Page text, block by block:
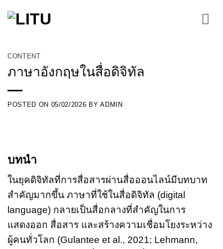
CONTENT
ภาษาอังกฤษในสื่อดิจิทัล
POSTED ON 05/02/2026 BYADMIN
บทนำ
ในยุคดิจิทัลที่การสื่อสารผ่านสื่อออนไลน์มีบทบาท
สำคัญมากขึ้น ภาษาที่ใช้ในสื่อดิจิทัล (digital
language) กลายเป็นสื่อกลางที่สำคัญในการ
แสดงออก สื่อสาร และสร้างความเชื่อมโยงระหว่าง
ผู้คนทั่วโลก (Gulantee et al., 2021; Lehmann,